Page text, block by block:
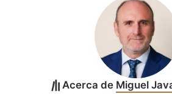
Acerca de Miguel